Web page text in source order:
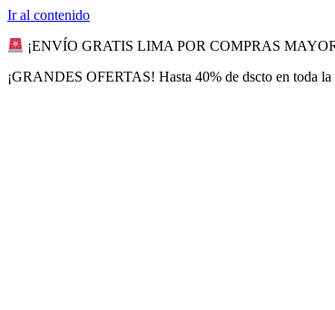
Ir al contenido
¡ENVÍO GRATIS LIMA POR COMPRAS
¡GRANDES OFERTAS! Hasta 40% de dscto en toda